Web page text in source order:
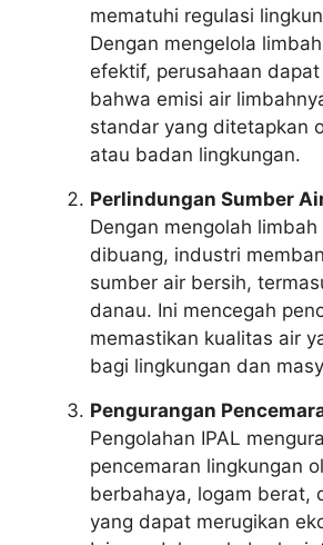
mematuhi regulasi
Dengan mengelola
efektif, perusahaan
bahwa emisi air
standar yang ditetapkan
atau badan lingkungan.
Perlindungan Sumber
Dengan mengolah
dibuang, industri
sumber air bersih,
danau. Ini mencegah
memastikan kualitas air
bagi lingkungan dan
Pengurangan
Pengolahan IPAL
pencemaran lingkungan
berbahaya, logam berat,
yang dapat merugikan